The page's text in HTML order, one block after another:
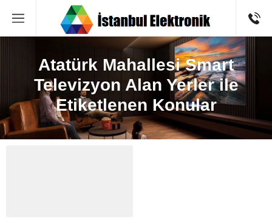
Atatürk Mahallesi Smart
Televizyon Alan Yerler ile
Etiketlenen Konular